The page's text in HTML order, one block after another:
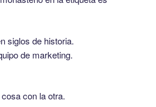
siglos de historia.
de marketing.
con la otra.